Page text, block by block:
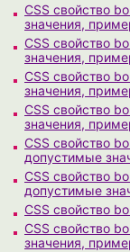
CSS свойство
значения,
CSS свойство
значения,
CSS свойство
значения,
CSS свойство
значения,
CSS свойство
допустимые
CSS свойство
допустимые
CSS свойство
CSS свойство
значения,